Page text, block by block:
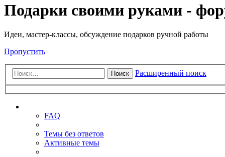
Подарки своими руками -
Идеи, мастер-классы, обсуждение подарков ручной работы
Пропустить
Поиск Расширенный поиск
FAQ
Темы без ответов
Активные темы